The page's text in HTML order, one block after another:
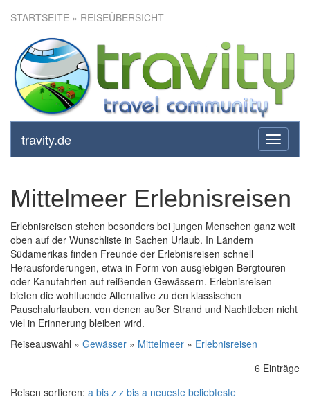
STARTSEITE » REISEÜBERSICHT
toggle
travity.de
Mittelmeer Erlebnisreisen
Erlebnisreisen stehen besonders bei jungen Menschen ganz weit
oben auf der Wunschliste in Sachen Urlaub. In Ländern
Südamerikas finden Freunde der Erlebnisreisen schnell
Herausforderungen, etwa in Form von ausgiebigen Bergtouren
oder Kanufahrten auf reißenden Gewässern. Erlebnisreisen
bieten die wohltuende Alternative zu den klassischen
Pauschalurlauben, von denen außer Strand und Nachtleben nicht
viel in Erinnerung bleiben wird.
Reiseauswahl » Gewässer » Mittelmeer » Erlebnisreisen
6 Einträge
Reisen sortieren: a bis z z bis a neueste beliebteste